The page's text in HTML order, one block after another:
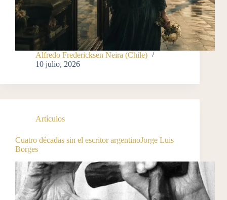
Alfredo Fredericksen Neira (Chile)
10 julio, 2026
Artículos
Cuatro décadas sin el escritor argentinoJorge Luis
Borges